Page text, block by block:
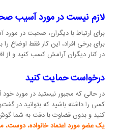
لازم نیست در مورد آسیب
برای ارتباط با دیگران، صحبت در
برای برخی افراد، این کار فقط اوضاع
در کنار دیگران آرامش کسب کنید و از
درخواست حمایت کنید
در حالی که مجبور نیستید در مورد
کسی را داشته باشید که بتوانید در
کنید و بدون قضاوت با دقت به شما
یک عضو مورد اعتماد خانواده، دوست،